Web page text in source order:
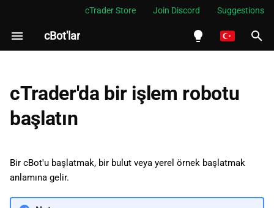
cTrader Store Join Discord Suggestions
cBot'lar
Español
ไทย
A
a
Bulut örneği
Yerel örnek
Bir örneği durdur
cTrader'da bir işlem robotu
başlatın
Bir cBot'u başlatmak, bir bulut veya yerel örnek başlatmak
anlamına gelir.